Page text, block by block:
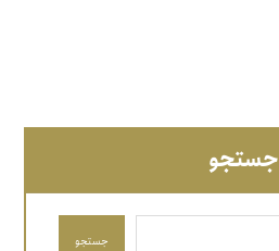
جستجو
جستجو